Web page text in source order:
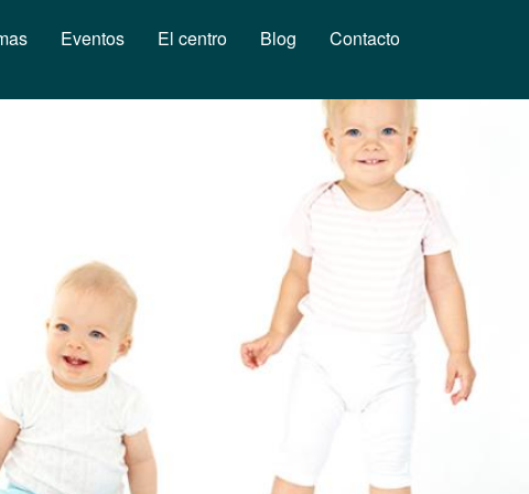
Eventos El centro Blog Contacto